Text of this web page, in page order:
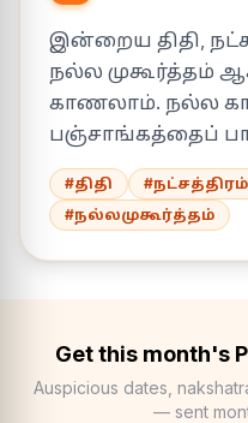
இன்றைய திதி,
நல்ல முகூர்த்தம்
காணலாம். நல்ல
பஞ்சாங்கத்தைப்
#திதி #நட்சத்திரம்
#நல்லமுகூர்த்தம்
Get this month's
Auspicious dates,
— sent